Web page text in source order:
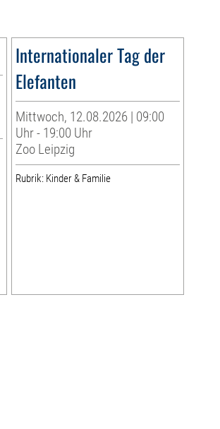
Internationaler Tag der
Elefanten
Mittwoch, 12.08.2026 | 09:00
Uhr - 19:00 Uhr
Zoo Leipzig
Rubrik: Kinder & Familie